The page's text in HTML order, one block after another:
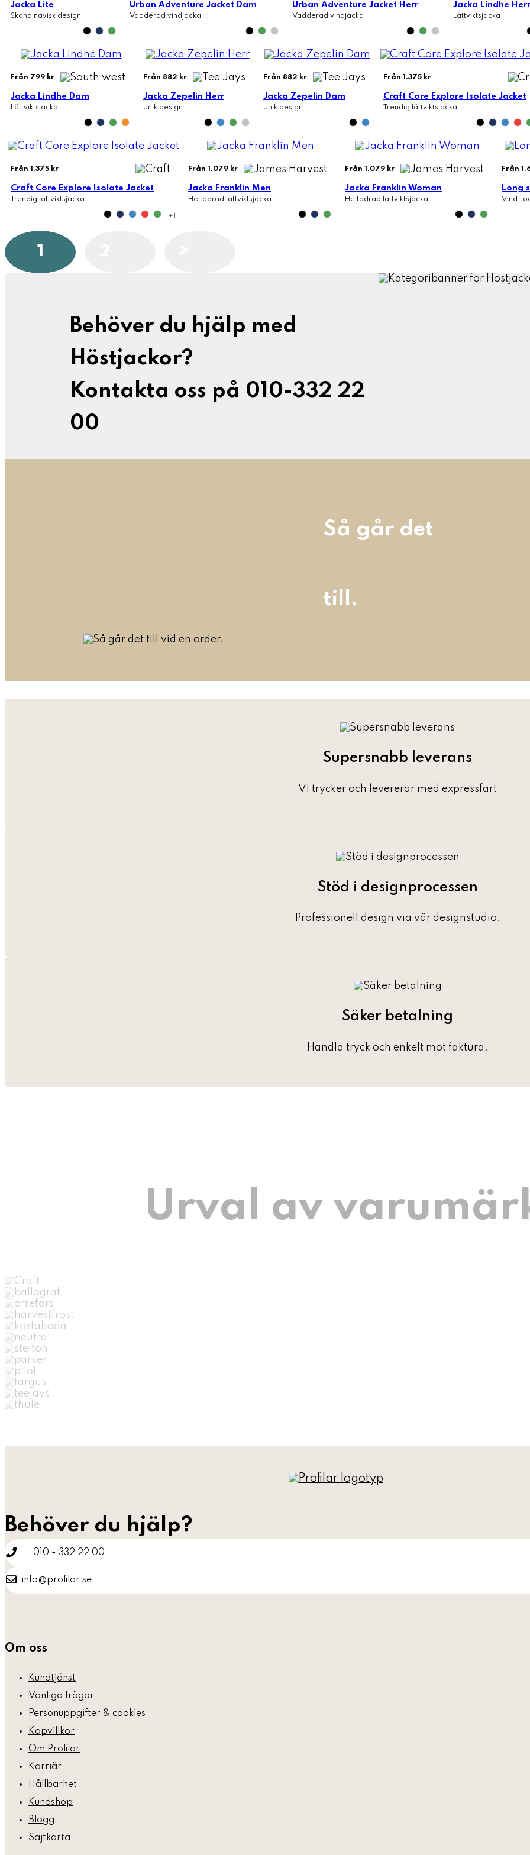
Jacka Lite
Skandinavisk design
Urban Adventure Jacket Dam
Vadderad vindjacka
Urban Adventure Jacket Herr
Vadderad vindjacka
Jacka Lindhe Herr
Lättviktsjacka
Från 799 kr
Jacka Lindhe Dam
Lättviktsjacka
Från 882 kr
Jacka Zepelin Herr
Unik design
Från 882 kr
Jacka Zepelin Dam
Unik design
Från 1.375 kr
Craft Core Explore Isolate Jacket
Trendig lättviktsjacka
Från 1.375 kr
Craft Core Explore Isolate Jacket
Trendig lättviktsjacka
+1
Från 1.079 kr
Jacka Franklin Men
Helfodrad lättviktsjacka
Från 1.079 kr
Jacka Franklin Woman
Helfodrad lättviktsjacka
Från
Long
Vind-
1
Behöver du hjälp med
Höstjackor?
Kontakta oss på 010-332 22
00
Så går det
till.
Supersnabb leverans
Vi trycker och levererar med expressfart
Stöd i designprocessen
Professionell design via vår designstudio.
Säker betalning
Handla tryck och enkelt mot faktura.
Urval av
Behöver du hjälp?
010 - 332 22 00
info@profilar.se
Om oss
Kundtjänst
Vanliga frågor
Personuppgifter & cookies
Köpvillkor
Om Profilar
Karriär
Hållbarhet
Kundshop
Blogg
Sajtkarta